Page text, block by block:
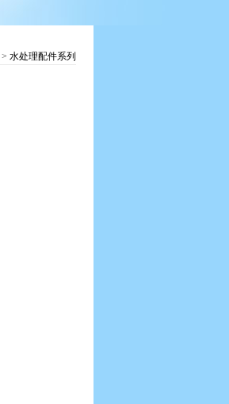
> 水处理配件系列